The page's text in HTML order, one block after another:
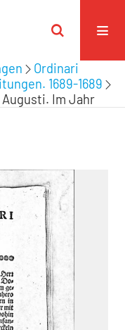
Ordinari
1689-1689
Augusti. Im Jahr